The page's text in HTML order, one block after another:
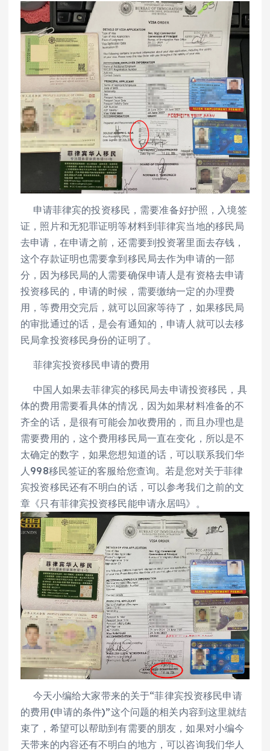
申请菲律宾的投资移民，需要准备好护照，入境签
证，照片和无犯罪证明等材料到菲律宾当地的移民局
去申请，在申请之前，还需要到投资署里面去存钱，
这个存款证明也需要拿到移民局去作为申请的一部
分，因为移民局的人需要确保申请人是有资格去申请
投资移民的，申请的时候，需要缴纳一定的办理费
用，等费用交完后，就可以回家等待了，如果移民局
的审批通过的话，是会有通知的，申请人就可以去移
民局拿投资移民身份的证明了。
菲律宾投资移民申请的费用
中国人如果去菲律宾的移民局去申请投资移民，具
体的费用需要看具体的情况，因为如果材料准备的不
齐全的话，是很有可能会加收费用的，而且办理也是
需要费用的，这个费用移民局一直在变化，所以是不
太确定的数字，如果您想知道的话，可以联系我们华
人998移民签证的客服给您查询。若是您对关于菲律
宾投资移民还有不明白的话，可以参考我们之前的文
章《只有菲律宾投资移民能申请永居吗》。
今天小编给大家带来的关于“菲律宾投资移民申请
的费用(申请的条件)”这个问题的相关内容到这里就结
束了，希望可以帮助到有需要的朋友，如果对小编今
天带来的内容还有不明白的地方，可以咨询我们华人